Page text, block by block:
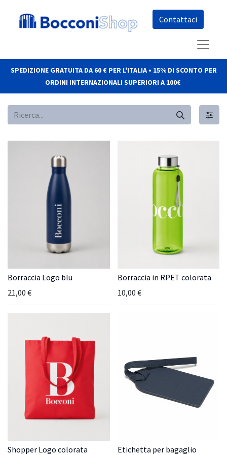
Co​​nt​​att​​aci
SPEDIZIONE GRATUITA DA 60 € PER L'ITALIA • 15% DI SCONTO PER
ORDINI INTERNAZIONALI SUPERIORI A 100€
Borraccia Logo blu
21,00 €
Borraccia in RPET colorata
10,00 €
Shopper Logo colorata Etichetta per bagaglio